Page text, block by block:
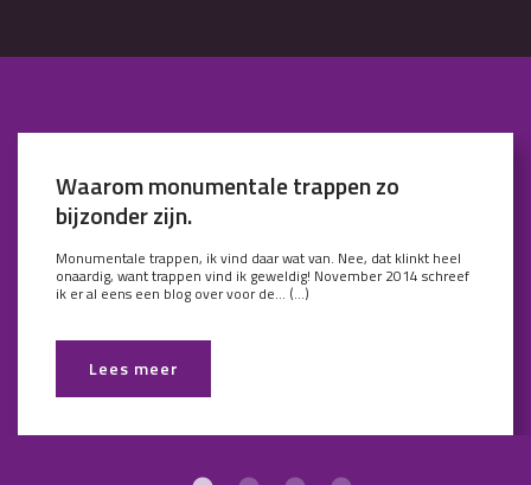
Waarom monumentale trappen zo
bijzonder zijn.
Monumentale trappen, ik vind daar wat van. Nee, dat klinkt heel
onaardig, want trappen vind ik geweldig! November 2014 schreef
ik er al eens een blog over voor de... (...)
Lees meer